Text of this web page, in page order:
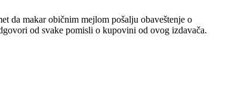
da makar običnim mejlom pošalju obaveštenje o
od svake pomisli o kupovini od ovog izdavača.